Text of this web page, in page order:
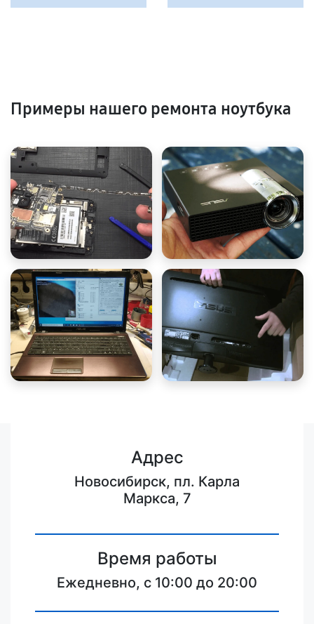
Примеры нашего ремонта ноутбука
Адрес
Новосибирск, пл. Карла
Маркса, 7
Время работы
Ежедневно, с 10:00 до 20:00